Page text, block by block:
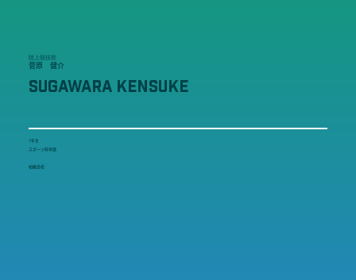
陸上競技部
菅原 健介
SUGAWARA KENSUKE
1年生
スポーツ科学部
柏陵高校